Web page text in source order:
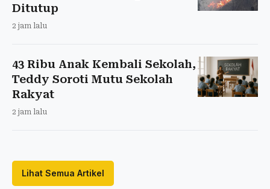
Ditutup
2 jam lalu
43 Ribu Anak Kembali Sekolah,
Teddy Soroti Mutu Sekolah
Rakyat
2 jam lalu
Lihat Semua Artikel